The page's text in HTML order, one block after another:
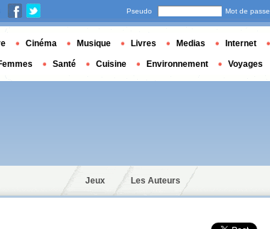
Jeux Les Auteurs
Pseudo Mot de passe
Cinéma Musique Livres Medias Internet
Santé Cuisine Environnement Voyages